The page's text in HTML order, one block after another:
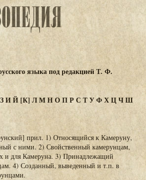
языка под редакцией Т. Ф.
ЗИЙ [К] ЛМНОПРС ТУФХЦЧШ
прил. 1) Относящийся к Камеруну,
с ними. 2) Свойственный камерунцам,
и для Камеруна. 3) Принадлежащий
4) Созданный, выведенный и т.п. в